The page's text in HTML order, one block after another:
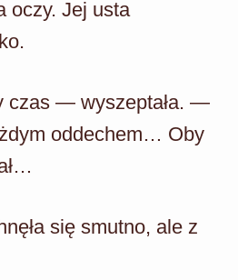
oczy. Jej usta
czas — wyszeptała. —
oddechem… Oby
się smutno, ale z